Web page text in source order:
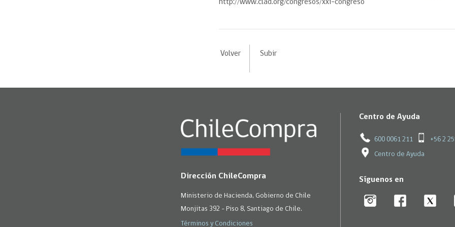
http://www.clad.org/congresos/xxi-congreso
Volver Subir
Dirección ChileCompra
Ministerio de Hacienda, Gobierno de Chile
Monjitas 392 - Piso 8, Santiago de Chile.
Términos y Condiciones
Centro de Ayuda
600 0061 211 +56 2
Centro de Ayuda
Síguenos en